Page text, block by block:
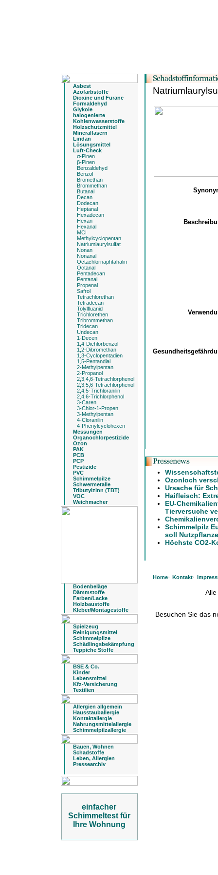
Asbest
Azofarbstoffe
Dioxine und Furane
Formaldehyd
Glykole
halogenierte
Kohlenwasserstoffe
Holzschutzmittel
Mineralfasern
Lindan
Lösungsmittel
Luft-Check
α-Pinen
β-Pinen
Benzaldehyd
Benzol
Bromethan
Brommethan
Butanal
Decan
Dodecan
Heptanal
Hexadecan
Hexan
Hexanal
MCI
Methylcyclopentan
Natriumlaurylsulfat
Nonan
Nonanal
Octachlornaphtahalin
Octanal
Pentadecan
Pentanal
Propenal
Safrol
Tetrachlorethan
Tetradecan
Tolylfluanid
Trichlorethen
Tribrommethan
Tridecan
Undecan
1-Decen
1,4-Dichlorbenzol
1,2-Dibromethan
1,3-Cyclopentadien
1,5-Pentandial
2-Methylpentan
2-Propanol
2,3,4,6-Tetrachlorphenol
2,3,5,6-Tetrachlorphenol
2,4,5-Trichloranilin
2,4,6-Trichlorphenol
3-Caren
3-Chlor-1-Propen
3-Methylpentan
4-Cloranilin
4-Phenylcyclohexen
Messungen
Organochlorpestizide
Ozon
PAK
PCB
PCP
Pestizide
PVC
Schimmelpilze
Schwermetalle
Tributylzinn (TBT)
VOC
Weichmacher
Bodenbeläge
Dämmstoffe
Farben/Lacke
Holzbaustoffe
Kleber/Montagestoffe
Spielzeug
Reinigungsmittel
Schimmelpilze
Schädlingsbekämpfung
Teppiche Stoffe
BSE & Co.
Kinder
Lebensmittel
Kfz-Versicherung
Textilien
Allergien allgemein
Hausstauballergie
Kontaktallergie
Nahrungsmittelallergie
Schimmelpilzallergie
Bauen, Wohnen
Schadstoffe
Leben, Allergien
Pressearchiv
einfacher
Schimmeltest für
Ihre Wohnung
Ozonloch
Ursache für
Haifleisch:
EU-
Tierversuche
Schimmelpilz
soll
Höchste CO2-
Home· Kontakt·
Besuchen Sie das